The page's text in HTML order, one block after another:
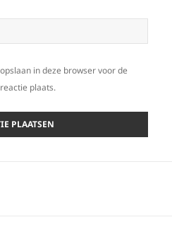
in deze browser voor de
plaats.